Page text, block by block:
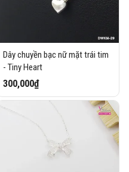
Dây chuyền bạc nữ mặt trái tim
- Tiny Heart
300,000₫